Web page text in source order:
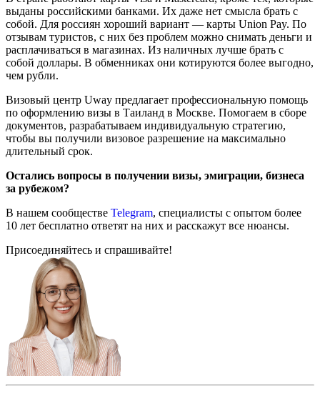
выданы российскими банками. Их даже нет смысла брать с
собой. Для россиян хороший вариант — карты Union Pay. По
отзывам туристов, с них без проблем можно снимать деньги и
расплачиваться в магазинах. Из наличных лучше брать с
собой доллары. В обменниках они котируются более выгодно,
чем рубли.
Визовый центр Uway предлагает профессиональную помощь
по оформлению визы в Таиланд в Москве. Помогаем в сборе
документов, разрабатываем индивидуальную стратегию,
чтобы вы получили визовое разрешение на максимально
длительный срок.
Остались вопросы в получении визы, эмиграции, бизнеса
за рубежом?
В нашем сообществе Telegram, специалисты с опытом более
10 лет бесплатно ответят на них и расскажут все нюансы.
Присоединяйтесь и спрашивайте!